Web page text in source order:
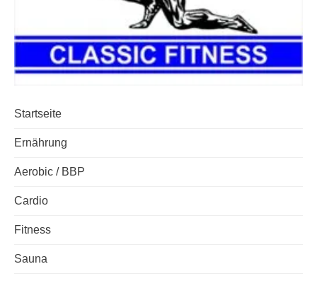
Startseite
Ernährung
Aerobic / BBP
Cardio
Fitness
Sauna